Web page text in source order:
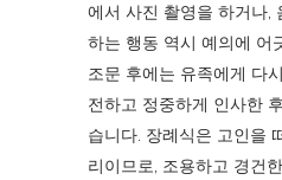
에서 사진 촬영을 하거나,
하는 행동 역시 예의에 어
조문 후에는 유족에게 다
전하고 정중하게 인사한
습니다. 장례식은 고인을
리이므로, 조용하고 경건